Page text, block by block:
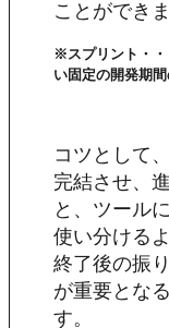
ことができま
※スプリント・
い固定の開発期
コツとして
完結させ、
と、ツール
使い分ける
終了後の振
が重要とな
す。